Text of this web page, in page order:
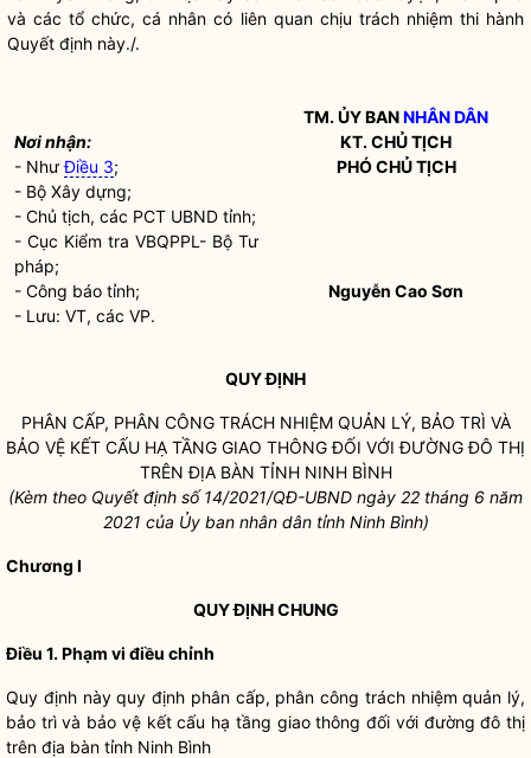
và các tổ chức, cá nhân có liên quan chịu trách nhiệm thi hành
Quyết định này./.
Nơi nhận:
- NhưĐiều 3;
- Bộ Xây dựng;
- Chủ tịch, các PCT UBND tỉnh;
- Cục Kiểm tra VBQPPL- Bộ Tư
pháp;
- Công báo tỉnh;
- Lưu: VT, các VP.
TM. ỦY BANNHÂN DÂN
KT. CHỦ TỊCH
PHÓ CHỦ TỊCH
Nguyễn Cao Sơn
QUY ĐỊNH
PHÂN CẤP, PHÂN CÔNG TRÁCH NHIỆM QUẢN LÝ, BẢO TRÌ VÀ
BẢO VỆ KẾT CẤU HẠ TẦNG GIAO THÔNG ĐỐI VỚIĐƯỜNG ĐÔ THỊ
TRÊNĐỊA BÀN TỈNH NINH BÌNH
(Kèm theo Quyết định số 14/2021/QĐ-UBND ngày 22 tháng 6 năm
2021 của Ủy ban nhân dântỉnh Ninh Bình)
Chương I
QUY ĐỊNH CHUNG
Điều 1. Phạm vi điều chỉnh
Quy định này quy định phân cấp, phân công trách nhiệm quản lý,
bảo trì và bảo vệ kết cấu hạ tầng giao thông đối với đường đô thị
trên địa bàn tỉnh Ninh Bình